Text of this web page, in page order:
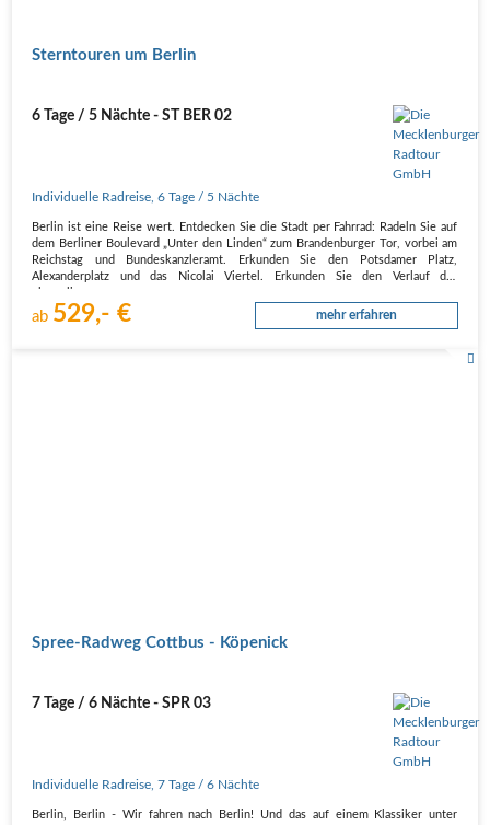
Sterntouren um Berlin
6 Tage / 5 Nächte - ST BER 02
Individuelle Radreise,6 Tage/ 5 Nächte
Berlin ist eine Reise wert. Entdecken Sie die Stadt per Fahrrad: Radeln Sie auf
dem Berliner Boulevard „Unter den Linden“ zum Brandenburger Tor, vorbei am
Reichstag und Bundeskanzleramt. Erkunden Sie den Potsdamer Platz,
Alexanderplatz und das Nicolai Viertel. Erkunden Sie den Verlauf der
ab 529,- € mehr erfahren
Spree-Radweg Cottbus - Köpenick
7 Tage / 6 Nächte - SPR 03
Individuelle Radreise ,7 Tage / 6 Nächte
Berlin, Berlin - Wir fahren nach Berlin! Und das auf einem Klassiker unter